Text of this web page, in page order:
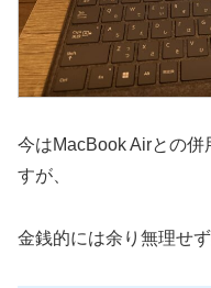
今はMacBook Airとの併
すが、
金銭的には余り無理せ